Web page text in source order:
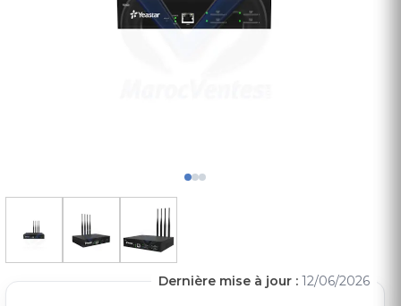
Dernière mise à jour : 12/06/2026